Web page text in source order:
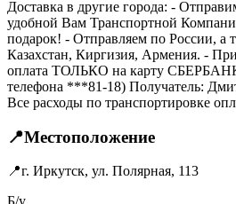
Доставка в другие города: -
удобной Вам Транспортной
подарок! - Отправляем по России, а
Казахстан, Киргизия, Армения. -
оплата ТОЛЬКО на карту
телефона ***81-18) Получатель:
Все расходы по транспортировке
📍Местоположение
📍г. Иркутск, ул. Полярная, 113